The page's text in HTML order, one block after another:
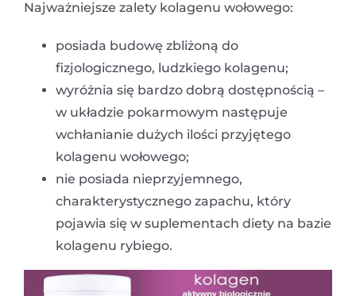
Najważniejsze zalety kolagenu wołowego:
posiada budowę zbliżoną do
fizjologicznego, ludzkiego kolagenu;
wyróżnia się bardzo dobrą dostępnością –
w układzie pokarmowym następuje
wchłanianie dużych ilości przyjętego
kolagenu wołowego;
nie posiada nieprzyjemnego,
charakterystycznego zapachu, który
pojawia się w suplementach diety na bazie
kolagenu rybiego.